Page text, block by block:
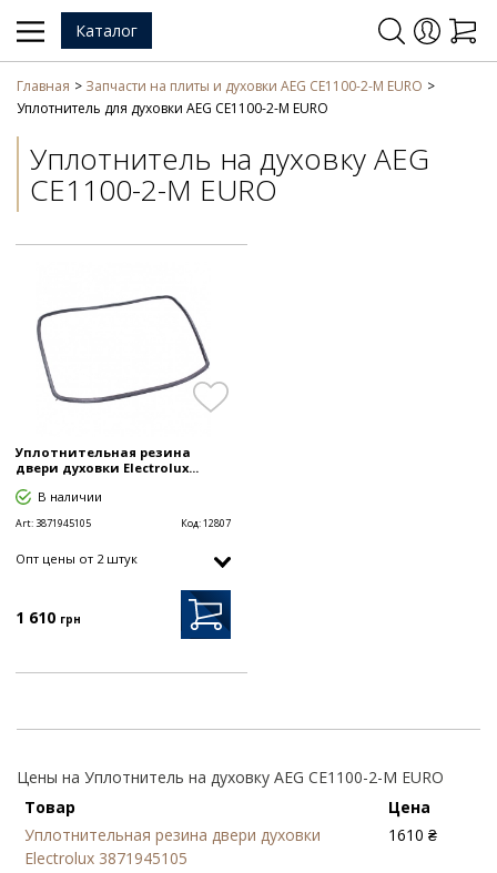
Каталог
Главная
Запчасти на плиты и духовки AEG CE1100-2-M EURO
Уплотнитель для духовки AEG CE1100-2-M EURO
Уплотнитель на духовку AEG
CE1100-2-M EURO
Уплотнительная резина
двери духовки Electrolux...
В наличии
Art: 3871945105 Код:12807
Опт цены от 2 штук
1 610 грн
Цены на Уплотнитель на духовку AEG CE1100-2-M EURO
Товар
Цена
Уплотнительная резина двери духовки
Electrolux 3871945105
1610 ₴